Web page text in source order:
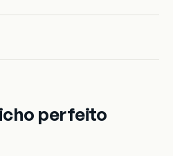
perfeito